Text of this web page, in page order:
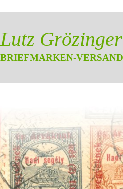
Lutz Grözinger
BRIEFMARKEN-VERSAND